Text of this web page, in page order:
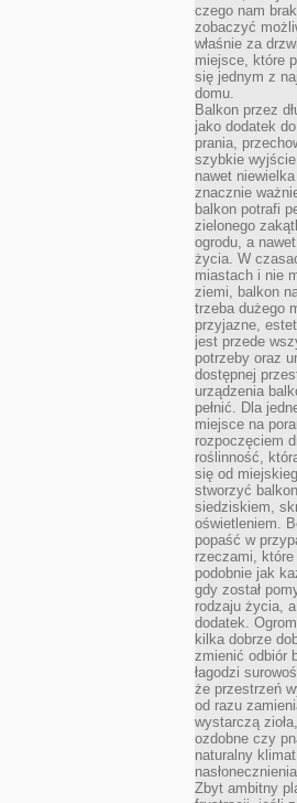
czego nam
zobaczyć
właśnie za
miejsce, które
się jednym z
domu.
Balkon przez
jako dodatek
prania,
szybkie
nawet
znacznie
balkon potrafi
zielonego
ogrodu, a
życia. W
miastach i nie
ziemi, balkon
trzeba dużego
przyjazne,
jest przede
potrzeby oraz
dostępnej
urządzenia
pełnić. Dla
miejsce na
rozpoczęciem
roślinność,
się od
stworzyć
siedziskiem,
oświetleniem.
popaść w
rzeczami,
podobnie jak
gdy został
rodzaju życia,
dodatek.
kilka dobrze
zmienić odbiór
łagodzi
że przestrzeń
od razu
wystarczą
ozdobne czy
naturalny
Zbyt ambitny